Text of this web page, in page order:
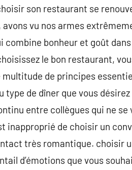
son restaurant se
vu nos armes
bonheur et goût
le bon restaurant,
de principes
de dîner que vous
entre collègues qui ne
inapproprié de choisir un
très romantique. choisir
d’émotions que vous